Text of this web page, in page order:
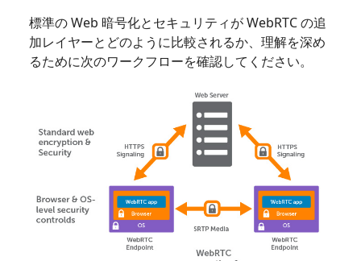
標準の Web 暗号化とセキュリティが WebRTC の追
加レイヤーとどのように比較されるか、理解を深め
るために次のワークフローを確認してください。